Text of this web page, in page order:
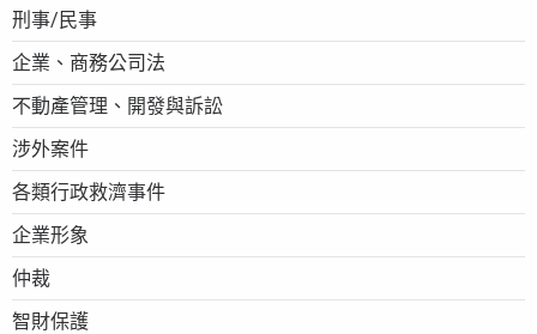
刑事/民事
企業、商務公司法
不動產管理、開發與訴訟
涉外案件
各類行政救濟事件
企業形象
仲裁
智財保護